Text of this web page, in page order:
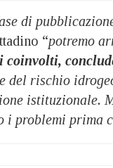
di
“potremo
coinvolti,
del rischio
istituzionale.
i problemi prima